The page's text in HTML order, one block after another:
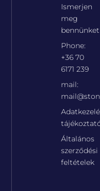
Ismerjen
meg
bennünket
Phone:
+36 70
6171 239
mail:
Általános
szerződési
feltételek